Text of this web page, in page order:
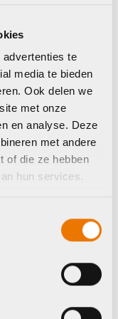
te
media te bieden
Ook delen we
met onze
en analyse. Deze
met andere
of die ze hebben
hun services.
NewTour E+ 2
instap 2027
in winkel